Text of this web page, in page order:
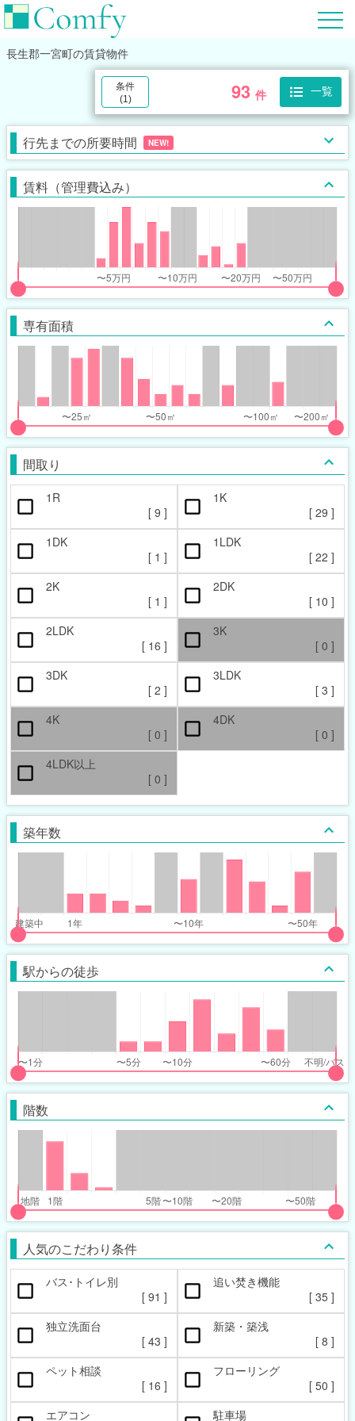
長生郡一宮町の賃貸物件
93 件 一覧
条件
(1 )
行先までの所要時間 NEW!
賃料（管理費込み）
専有面積
間取り
1R
[ 9 ]
1K
[ 29 ]
1DK
[ 1 ]
1LDK
[ 22 ]
2K
[ 1 ]
2DK
[ 10 ]
2LDK
[ 16 ]
3K
[ 0 ]
3DK
[ 2 ]
3LDK
[ 3 ]
4K
[ 0 ]
4DK
[ 0 ]
4LDK以上
[ 0 ]
築年数
駅からの徒歩
階数
人気のこだわり条件
バス･トイレ別
[ 91 ]
追い焚き機能
[ 35 ]
独立洗面台
[ 43 ]
新築・築浅
[ 8 ]
ペット相談
[ 16 ]
フローリング
[ 50 ]
エアコン
駐車場